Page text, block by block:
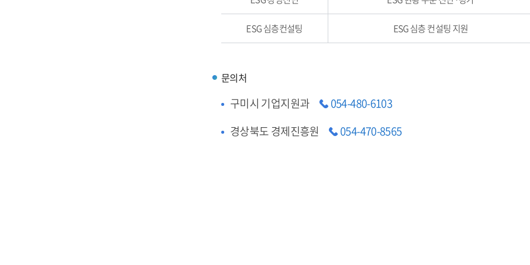
ESG 심층컨설팅 ESG 심층 컨설팅 지원
문의처
구미시 기업지원과
054-480-6103
경상북도 경제진흥원
054-470-8565